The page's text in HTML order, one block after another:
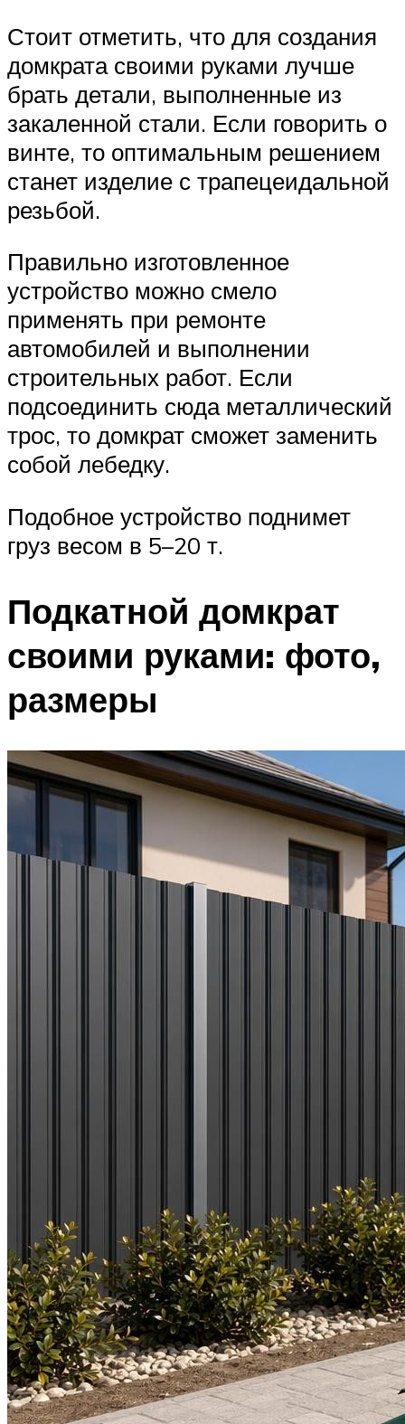
Стоит отметить, что для создания
домкрата своими руками лучше
брать детали, выполненные из
закаленной стали. Если говорить о
винте, то оптимальным решением
станет изделие с трапецеидальной
резьбой.
Правильно изготовленное
устройство можно смело
применять при ремонте
автомобилей и выполнении
строительных работ. Если
подсоединить сюда металлический
трос, то домкрат сможет заменить
собой лебедку.
Подобное устройство поднимет
груз весом в 5–20 т.
Подкатной домкрат
своими руками: фото,
размеры